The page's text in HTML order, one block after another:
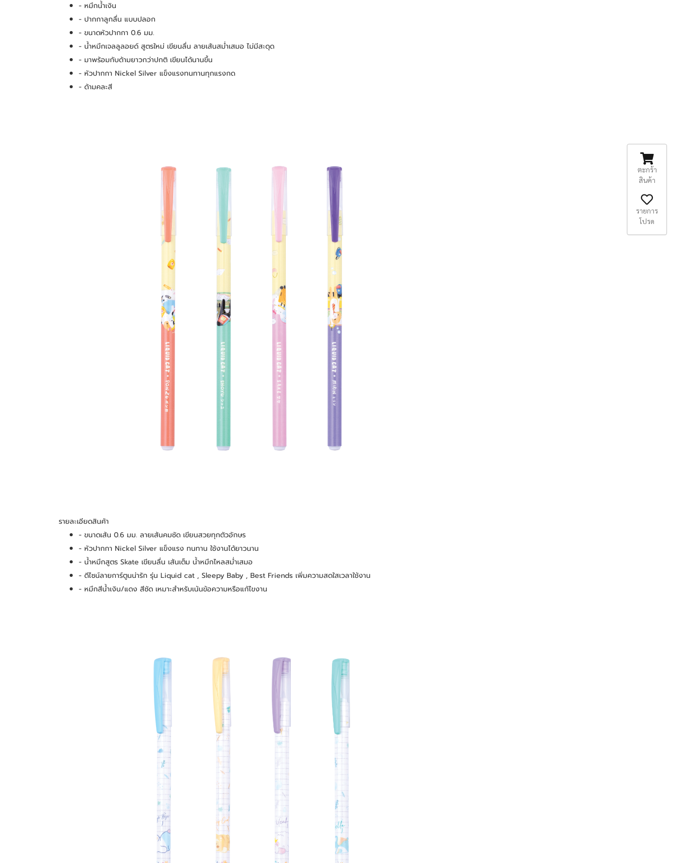
- หมึกน้ำเงิน
- ปากกาลูกลื่น แบบปลอก
- ขนาดหัวปากกา 0.6 มม.
- น้ำหมึกเจลลูลอยด์ สูตรใหม่ เขียนลื่น ลายเส้นสม่ำเสมอ ไม่มีสะดุด
- มาพร้อมกับด้ามยาวกว่าปกติ เขียนได้นานขึ้น
- หัวปากกา Nickel Silver แข็งแรงทนทานทุกแรงกด
- ด้ามคละสี
รายละเอียดสินค้า
- ขนาดเส้น 0.6 มม. ลายเส้นคมชัด เขียนสวยทุกตัวอักษร
- หัวปากกา Nickel Silver แข็งแรง ทนทาน ใช้งานได้ยาวนาน
- น้ำหมึกสูตร Skate เขียนลื่น เส้นเต็ม น้ำหมึกไหลสม่ำเสมอ
- ดีไซน์ลายการ์ตูนน่ารัก รุ่น Liquid cat , Sleepy Baby , Best Friends เพิ่มความสดใสเวลาใช้งาน
- หมึกสีน้ำเงิน/แดง สีชัด เหมาะสำหรับเน้นข้อความหรือแก้ไขงาน
ตะกร้า
สินค้า
รายการ
โปรด